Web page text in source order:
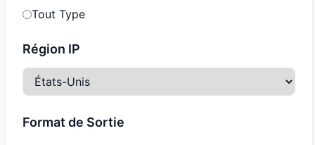
Tout Type
Région IP
Format de Sortie